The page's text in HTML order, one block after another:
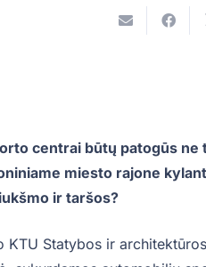
centrai būtų patogūs
miesto rajone
ir taršos?
Statybos ir